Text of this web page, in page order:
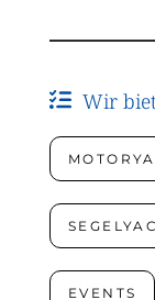
Wir
EVENTS